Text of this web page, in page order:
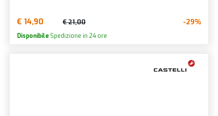
€ 14,90 € 21,00 -29%
Disponibile Spedizione in 24 ore